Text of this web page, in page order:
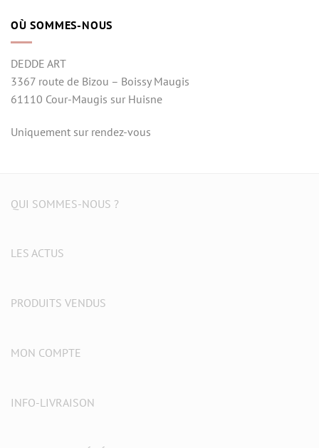
OÙ SOMMES-NOUS
DEDDE ART
3367 route de Bizou – Boissy Maugis
61110 Cour-Maugis sur Huisne
Uniquement sur rendez-vous
QUI SOMMES-NOUS ?
LES ACTUS
PRODUITS VENDUS
MON COMPTE
INFO-LIVRAISON